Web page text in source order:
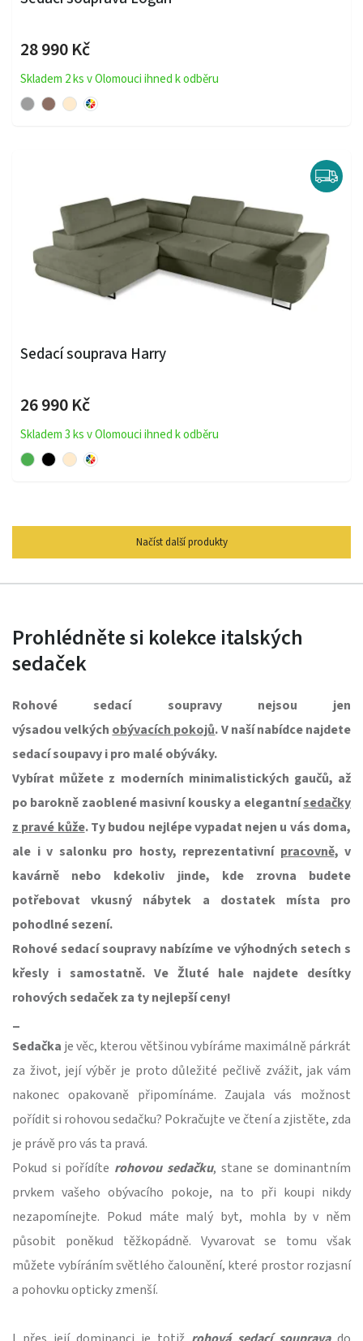
28 990 Kč
Skladem 2 ks v Olomouci ihned k odběru
Sedací souprava Harry
26 990 Kč
Skladem 3 ks v Olomouci ihned k odběru
Načíst další produkty
Prohlédněte si kolekce italských
sedaček
Rohové sedací soupravy nejsou jen
výsadouvelkých obývacích pokojů. V naší nabídce najdete
sedací soupavy i pro malé obýváky.
Vybírat můžete z moderních minimalistických gaučů, až
po barokně zaoblené masivní kouskya elegantnísedačky
z pravé kůže. Ty budou nejlépe vypadat nejen u vás doma,
ale i v salonku pro hosty, reprezentativní pracovně, v
kavárně nebo kdekoliv jinde, kde zrovna budete
potřebovat vkusný nábytek a dostatek místa pro
pohodlné sezení.
Rohové sedací soupravy nabízíme ve výhodných setech s
křesly i samostatně. Ve Žluté hale najdete desítky
rohových sedačekza ty nejlepší ceny!
_
Sedačka je věc, kterou většinou vybíráme maximálně párkrát
za život, její výběr je proto důležité pečlivě zvážit, jak vám
nakonec opakovaně připomínáme. Zaujala vás možnost
pořídit si rohovou sedačku? Pokračujte ve čtení a zjistěte, zda
je právě pro vás ta pravá.
Pokud si pořídíte rohovou sedačku, stane se dominantním
prvkem vašeho obývacího pokoje, na to při koupi nikdy
nezapomínejte. Pokud máte malý byt, mohla by v něm
působit poněkud těžkopádně. Vyvarovat se tomu však
můžete vybíráním světlého čalounění, které prostor rozjasní
a pohovku opticky zmenší.